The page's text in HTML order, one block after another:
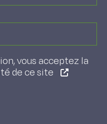
vous acceptez la
de ce site